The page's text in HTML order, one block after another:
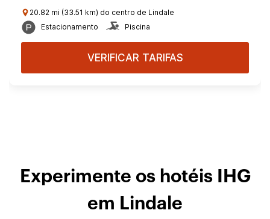
20.82 mi (33.51 km) do centro de Lindale
Estacionamento
Piscina
VERIFICAR TARIFAS
Experimente os hotéis IHG
em Lindale